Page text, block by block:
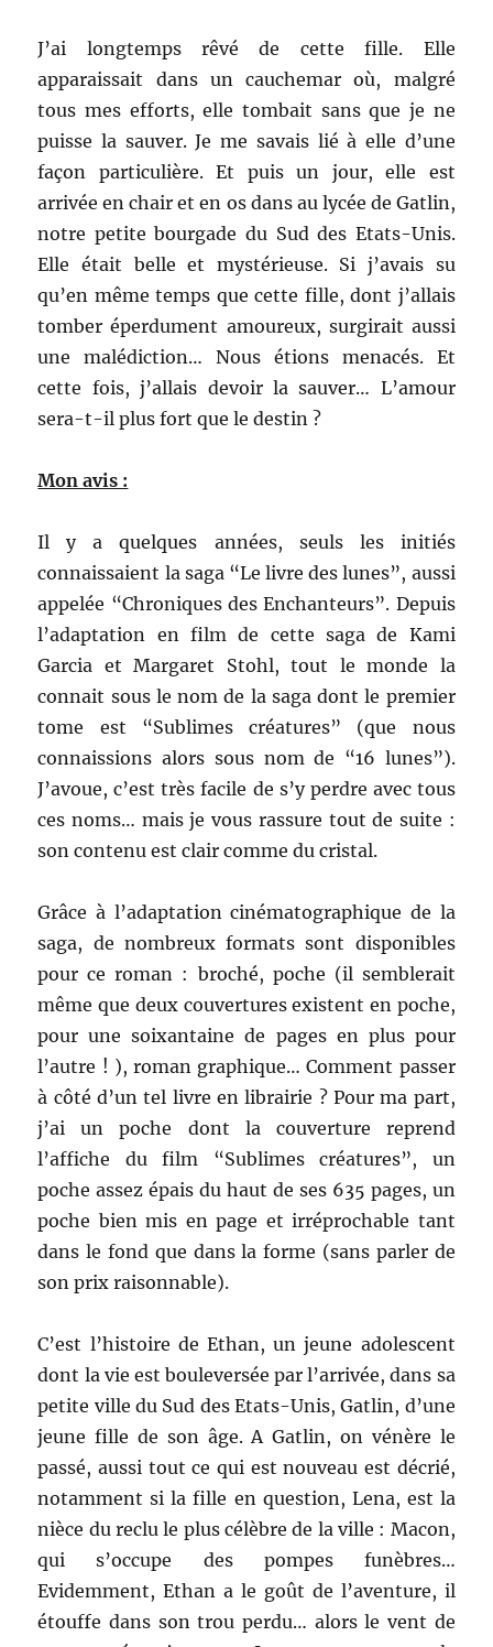
J’ai longtemps rêvé de cette fille. Elle
apparaissait dans un cauchemar où, malgré
tous mes efforts, elle tombait sans que je ne
puisse la sauver. Je me savais lié à elle d’une
façon particulière. Et puis un jour, elle est
arrivée en chair et en os dans au lycée de Gatlin,
notre petite bourgade du Sud des Etats-Unis.
Elle était belle et mystérieuse. Si j’avais su
qu’en même temps que cette fille, dont j’allais
tomber éperdument amoureux, surgirait aussi
une malédiction… Nous étions menacés. Et
cette fois, j’allais devoir la sauver… L’amour
sera-t-il plus fort que le destin ?
Mon avis :
Il y a quelques années, seuls les initiés
connaissaient la saga “Le livre des lunes”, aussi
appelée “Chroniques des Enchanteurs”. Depuis
l’adaptation en film de cette saga de Kami
Garcia et Margaret Stohl, tout le monde la
connait sous le nom de la saga dont le premier
tome est “Sublimes créatures” (que nous
connaissions alors sous nom de “16 lunes”).
J’avoue, c’est très facile de s’y perdre avec tous
ces noms… mais je vous rassure tout de suite :
son contenu est clair comme du cristal.
Grâce à l’adaptation cinématographique de la
saga, de nombreux formats sont disponibles
pour ce roman : broché, poche (il semblerait
même que deux couvertures existent en poche,
pour une soixantaine de pages en plus pour
l’autre ! ), roman graphique… Comment passer
à côté d’un tel livre en librairie ? Pour ma part,
j’ai un poche dont la couverture reprend
l’affiche du film “Sublimes créatures”, un
poche assez épais du haut de ses 635 pages, un
poche bien mis en page et irréprochable tant
dans le fond que dans la forme (sans parler de
son prix raisonnable).
C’est l’histoire de Ethan, un jeune adolescent
dont la vie est bouleversée par l’arrivée, dans sa
petite ville du Sud des Etats-Unis, Gatlin, d’une
jeune fille de son âge. A Gatlin, on vénère le
passé, aussi tout ce qui est nouveau est décrié,
notamment si la fille en question, Lena, est la
nièce du reclu le plus célèbre de la ville : Macon,
qui s’occupe des pompes funèbres…
Evidemment, Ethan a le goût de l’aventure, il
étouffe dans son trou perdu… alors le vent de